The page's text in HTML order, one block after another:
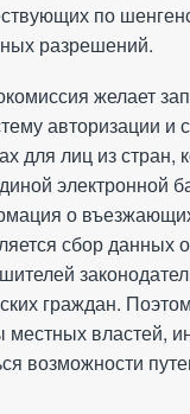
по
разрешений.
желает
авторизации и
для лиц из стран,
электронной
о
сбор данных о
граждан.
местных властей,
возможности